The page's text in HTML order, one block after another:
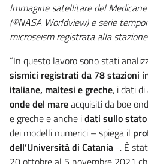
lmmagine satellitare del
(©NASA Worldview) e serie
microseism registrata alla
“In questo lavoro sono stati
sismici registrati da 78 stazioni
italiane, maltesi e greche, i dati
onde del mareacquisiti da boe
e greche e anche idati sullo
dei modelli numerici – spiega il
dell’Università di Catania -. È